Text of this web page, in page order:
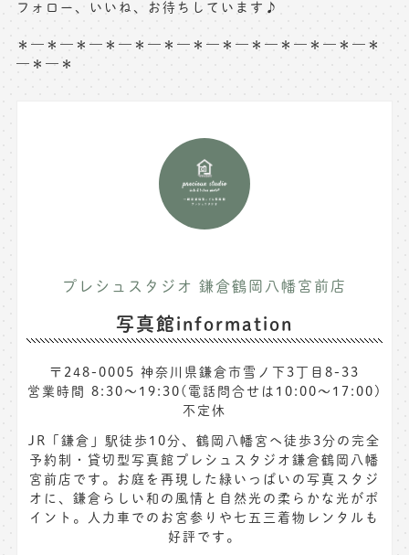
フォロー、いいね、お待ちしています♪
＊— ＊—＊—＊—＊—＊—＊—＊—＊—＊—＊—＊—＊
—＊—＊
プレシュスタジオ 鎌倉鶴岡八幡宮前店
写真館information
〒248-0005 神奈川県鎌倉市雪ノ下3丁目8-33
営業時間 8:30〜19:30(電話問合せは10:00～17:00)
不定休
JR「鎌倉」駅徒歩10分、鶴岡八幡宮へ徒歩3分の完全
予約制・貸切型写真館プレシュスタジオ鎌倉鶴岡八幡
宮前店です。お庭を再現した緑いっぱいの写真スタジ
オに、鎌倉らしい和の風情と自然光の柔らかな光がポ
イント。人力車でのお宮参りや七五三着物レンタルも
好評です。